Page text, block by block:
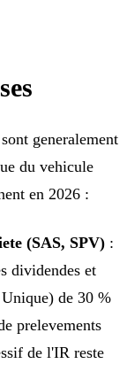
generalement
du vehicule
en 2026 :
(SAS, SPV) :
dividendes et
de 30 %
prelevements
de l'IR reste